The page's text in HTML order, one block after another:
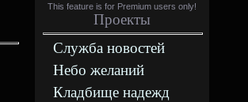
This feature is for Premium users only!
Проекты
Служба новостей
Небо желаний
Кладбище надежд